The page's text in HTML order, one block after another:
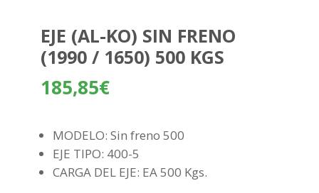
EJE (AL-KO) SIN FRENO
(1990 / 1650) 500 KGS
185,85€
MODELO: Sin freno 500
EJE TIPO: 400-5
CARGA DEL EJE: EA 500 Kgs.